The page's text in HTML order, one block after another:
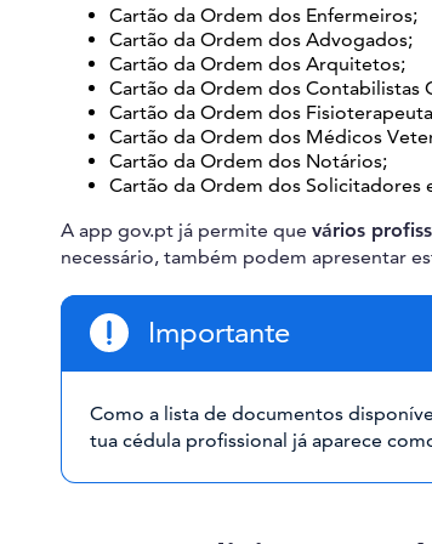
Cartão da Ordem dos Enfermeiros;
Cartão da Ordem dos Advogados;
Cartão da Ordem dos Arquitetos;
Cartão da Ordem dos Contabilistas
Cartão da Ordem dos
Cartão da Ordem dos Médicos
Cartão da Ordem dos Notários;
Cartão da Ordem dos Solicitadores
A app gov.pt já permite que vários
necessário, também podem apresentar
Importante
Como a lista de documentos
tua cédula profissional já aparece